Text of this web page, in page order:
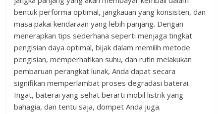
bentuk performa optimal, jangkauan yang konsisten, dan
masa pakai kendaraan yang lebih panjang. Dengan
menerapkan tips sederhana seperti menjaga tingkat
pengisian daya optimal, bijak dalam memilih metode
pengisian, memperhatikan suhu, dan rutin melakukan
pembaruan perangkat lunak, Anda dapat secara
signifikan memperlambat proses degradasi baterai.
Ingat, baterai yang sehat berarti mobil listrik yang
bahagia, dan tentu saja, dompet Anda juga.